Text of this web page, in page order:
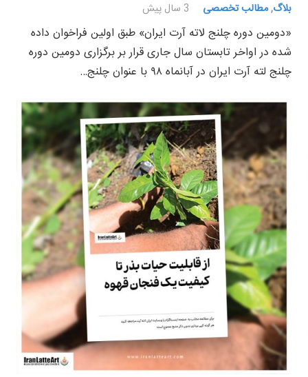
بلاگ,مطالب تخصصی 3 سال پیش
«دومین دوره چلنج لاته آرت ایران» طبق اولین فراخوان داده
شده در اواخر تابستان سال جاری قرار بر برگزاری دومین دوره
چلنج لته آرت ایران در آبانماه ۹۸ با عنوان چلنج…